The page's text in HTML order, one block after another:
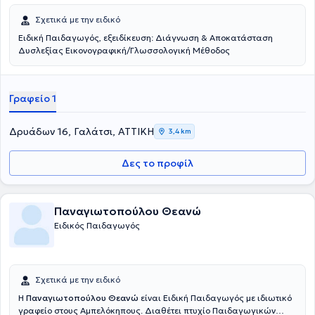
Σχετικά με την ειδικό
Ειδική Παιδαγωγός, εξειδίκευση: Διάγνωση & Αποκατάσταση
Δυσλεξίας Εικονογραφική/Γλωσσολογική Μέθοδος
Γραφείο 1
Δρυάδων 16, Γαλάτσι, ΑΤΤΙΚΗ 3,4 km
Δες το προφίλ
Παναγιωτοπούλου Θεανώ
Ειδικός Παιδαγωγός
Σχετικά με την ειδικό
Η Παναγιωτοπούλου Θεανώ είναι Ειδική Παιδαγωγός με ιδιωτικό
γραφείο στους Αμπελόκηπους. Διαθέτει πτυχίο Παιδαγωγικών